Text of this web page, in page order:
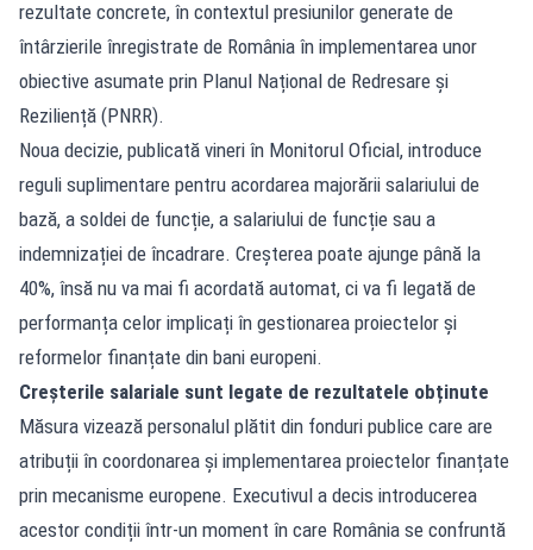
rezultate concrete, în contextul presiunilor generate de
întârzierile înregistrate de România în implementarea unor
obiective asumate prin Planul Național de Redresare și
Reziliență (PNRR).
Noua decizie, publicată vineri în Monitorul Oficial, introduce
reguli suplimentare pentru acordarea majorării salariului de
bază, a soldei de funcție, a salariului de funcție sau a
indemnizației de încadrare. Creșterea poate ajunge până la
40%, însă nu va mai fi acordată automat, ci va fi legată de
performanța celor implicați în gestionarea proiectelor și
reformelor finanțate din bani europeni.
Creșterile salariale sunt legate de rezultatele obținute
Măsura vizează personalul plătit din fonduri publice care are
atribuții în coordonarea și implementarea proiectelor finanțate
prin mecanisme europene. Executivul a decis introducerea
acestor condiții într-un moment în care România se confruntă